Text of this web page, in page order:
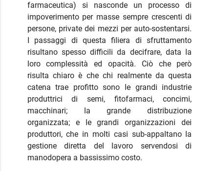
farmaceutica) si nasconde un processo di
impoverimento per masse sempre crescenti di
persone, private dei mezzi per auto-sostentarsi.
I passaggi di questa filiera di sfruttamento
risultano spesso difficili da decifrare, data la
loro complessità ed opacità. Ciò che però
risulta chiaro è che chi realmente da questa
catena trae profitto sono le grandi industrie
produttrici di semi, fitofarmaci, concimi,
macchinari; la grande distribuzione
organizzata; e le grandi organizzazioni dei
produttori, che in molti casi sub-appaltano la
gestione diretta del lavoro servendosi di
manodopera a bassissimo costo.